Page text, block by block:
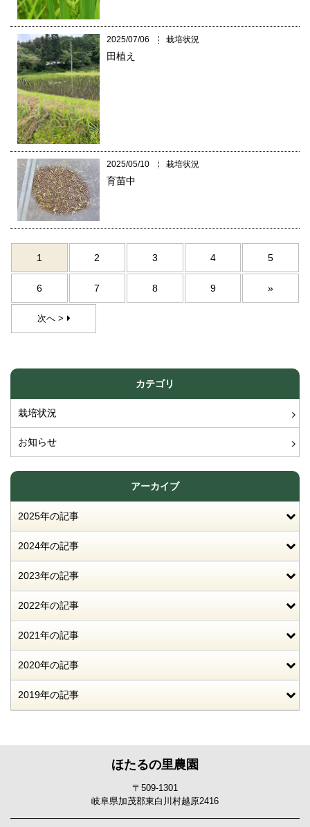
2025/07/06 栽培状況
田植え
2025/05/10 栽培状況
育苗中
1 2 3 4 5
6 7 8 9 »
次へ >
カテゴリ
栽培状況
お知らせ
アーカイブ
2025年の記事
2024年の記事
2023年の記事
2022年の記事
2021年の記事
2020年の記事
2019年の記事
ほたるの里農園
〒509-1301
岐阜県加茂郡東白川村越原2416